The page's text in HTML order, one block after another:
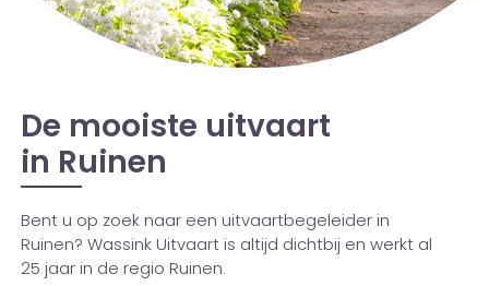
De mooiste uitvaart
in Ruinen
Bent u op zoek naar een uitvaartbegeleider in
Ruinen? Wassink Uitvaart is altijd dichtbij en werkt al
25 jaar in de regio Ruinen.